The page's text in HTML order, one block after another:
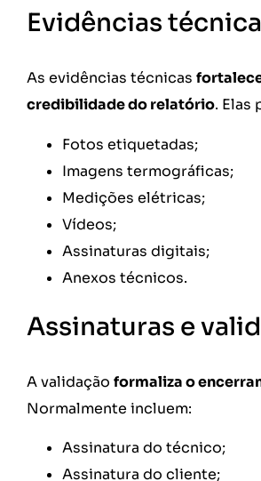
Evidências
As evidências técnicas
credibilidade do relatório. Elas
Fotos etiquetadas;
Imagens termográficas;
Medições elétricas;
Vídeos;
Assinaturas digitais;
Anexos técnicos.
Assinaturas e
A validação formaliza o
Normalmente incluem:
Assinatura do técnico;
Assinatura do cliente;